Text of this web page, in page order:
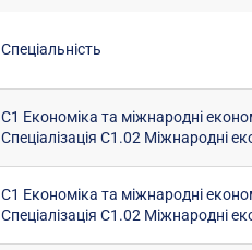
Спеціальність
С1 Економіка та міжнародні
Спеціалізація С1.02 Міжнародні
С1 Економіка та міжнародні
Спеціалізація С1.02 Міжнародні